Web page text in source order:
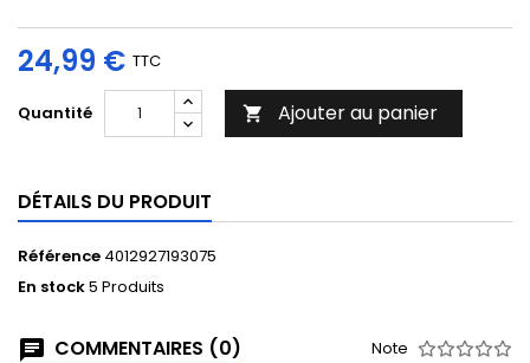
24,99 € TTC
Quantité  Ajouter au panier
DÉTAILS DU PRODUIT
Référence 4012927193075
En stock5 Produits
COMMENTAIRES (0) Note